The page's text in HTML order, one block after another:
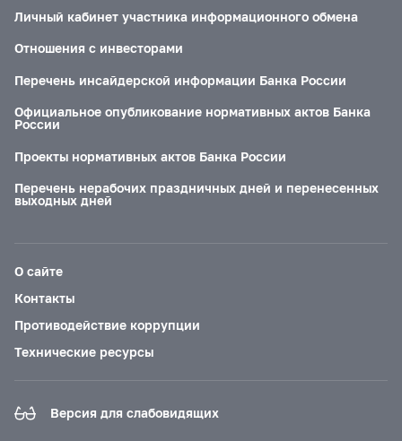
Личный кабинет участника информационного обмена
Отношения с инвесторами
Перечень инсайдерской информации Банка России
Официальное опубликование нормативных актов Банка
России
Проекты нормативных актов Банка России
Перечень нерабочих праздничных дней и перенесенных
выходных дней
О сайте
Контакты
Противодействие коррупции
Технические ресурсы
Версия для слабовидящих